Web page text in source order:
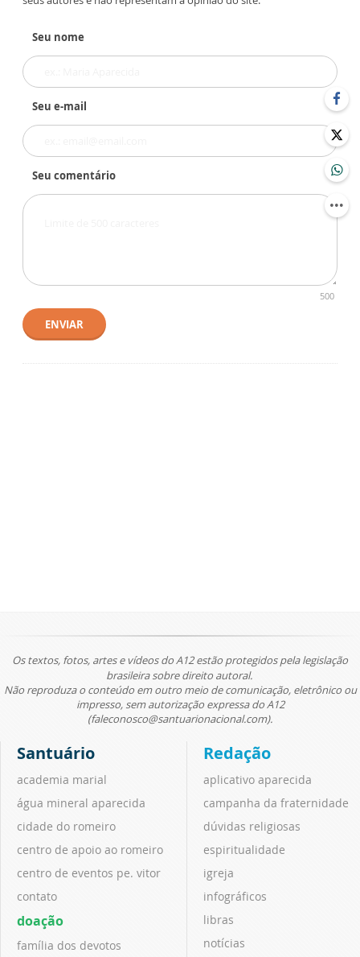
Seu nome
Seu e-mail
Seu comentário
500
ENVIAR
Os textos, fotos, artes e vídeos do A12 estão protegidos pela legislação
brasileira sobre direito autoral.
Não reproduza o conteúdo em outro meio de comunicação, eletrônico ou
impresso, sem autorização expressa do A12
(faleconosco@santuarionacional.com).
Santuário
academia marial
água mineral aparecida
cidade do romeiro
centro de apoio ao romeiro
centro de eventos pe. vitor
contato
doação
família dos devotos
Redação
aplicativo aparecida
campanha da fraternidade
dúvidas religiosas
espiritualidade
igreja
infográficos
libras
notícias